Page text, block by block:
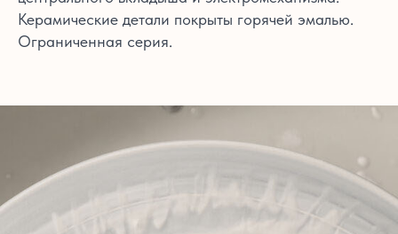
Керамические детали покрыты горячей эмалью.
Ограниченная серия.